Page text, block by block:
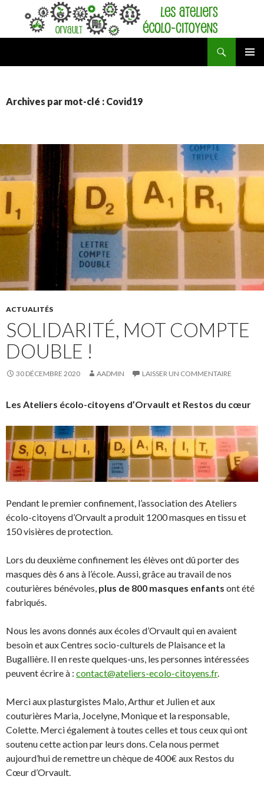
Archives par mot-clé : Covid19
ACTUALITÉS
SOLIDARITÉ, MOT COMPTE
DOUBLE !
30 DÉCEMBRE 2020 AADMIN LAISSER UN COMMENTAIRE
Les Ateliers écolo-citoyens d’Orvault et Restos du cœur
Pendant le premier confinement, l’association des Ateliers
écolo-citoyens d’Orvault a produit 1200 masques en tissu et
150 visières de protection.
Lors du deuxième confinement les élèves ont dû porter des
masques dès 6 ans à l’école. Aussi, grâce au travail de nos
couturières bénévoles, plus de 800 masques enfants ont été
fabriqués.
Nous les avons donnés aux écoles d’Orvault qui en avaient
besoin et aux Centres socio-culturels de Plaisance et la
Bugallière. Il en reste quelques-uns, les personnes intéressées
peuvent écrire à : contact@ateliers-ecolo-citoyens.fr.
Merci aux plasturgistes Malo, Arthur et Julien et aux
couturières Maria, Jocelyne, Monique et la responsable,
Colette. Merci également à toutes celles et tous ceux qui ont
soutenu cette action par leurs dons. Cela nous permet
aujourd’hui de remettre un chèque de 400€ aux Restos du
Cœur d’Orvault.